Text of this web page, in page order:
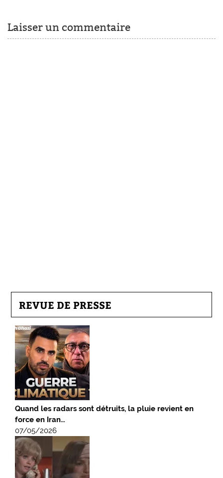
Laisser un commentaire
REVUE DE PRESSE
Quand les radars sont détruits, la pluie revient en
force en Iran…
07/05/2026